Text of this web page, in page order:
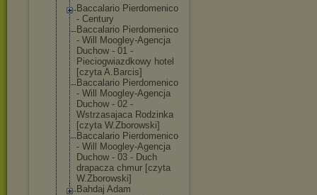
Baccalario Pierdomenico
- Century
Baccalario Pierdomenico
- Will Moogley-Agencja
Duchow - 01 -
Pieciogwiazdkowy hotel
[czyta A.Barcis]
Baccalario Pierdomenico
- Will Moogley-Agencja
Duchow - 02 -
Wstrzasajaca Rodzinka
[czyta W.Zborowski]
Baccalario Pierdomenico
- Will Moogley-Agencja
Duchow - 03 - Duch
drapacza chmur [czyta
W.Zborowski]
Bahdaj Adam